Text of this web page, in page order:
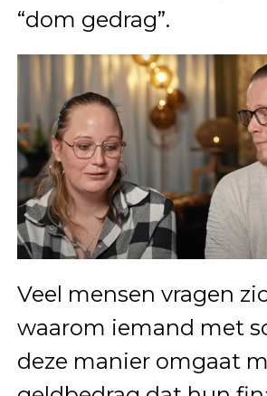
“dom gedrag”.
Veel mensen vragen
waarom iemand met
deze manier omgaat